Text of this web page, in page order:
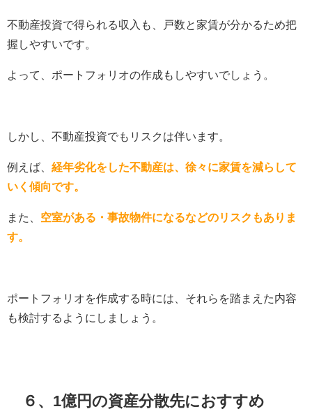
不動産投資で得られる収入も、戸数と家賃が分かるため把
握しやすいです。
よって、ポートフォリオの作成もしやすいでしょう。
しかし、不動産投資でもリスクは伴います。
例えば、 経年劣化をした不動産は、徐々に家賃を減らして
いく傾向です。
また、 空室がある・事故物件になるなどのリスクもありま
す。
ポートフォリオを作成する時には、それらを踏まえた内容
も検討するようにしましょう。
６、1億円の資産分散先におすすめ